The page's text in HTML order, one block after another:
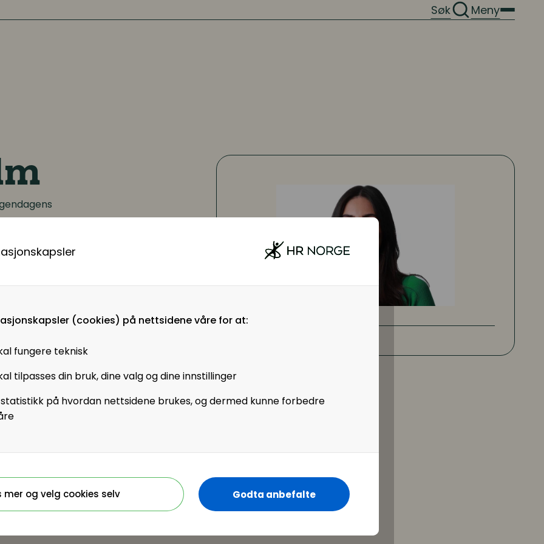
(cookies) på nettsidene våre for at:
fungere teknisk
tilpasses din bruk, dine valg og dine innstillinger
på hvordan nettsidene brukes, og dermed kunne forbedre
mer og velg cookies selv Godta anbefalte
Søk Meny
en sentral del av
UNG2024.
den yngre delen av
og hvordan nå ut
tre nøkkeltemaer
hvordan den
former
arbeidstakere
forventer
innsikt og
med
til karriere
og meld deg på